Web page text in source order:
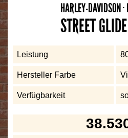
HARLEY-DAVIDSON
STREET
Leistung
Hersteller Farbe
Verfügbarkeit